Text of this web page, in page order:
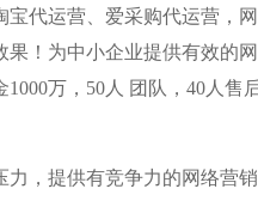
宝代运营、爱采购代运营，
！为中小企业提供有效的
万，50人 团队，40人售
，提供有竞争力的网络营